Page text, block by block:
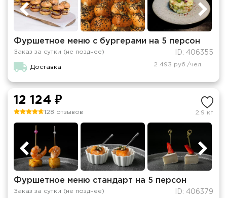
Фуршетное меню с бургерами на 5 персон
Заказ за сутки (не позднее) ID: 406355
Доставка 2 493 руб./чел.
12 124 ₽
128 отзывов 2.9 кг
Фуршетное меню стандарт на 5 персон
Заказ за сутки (не позднее) ID: 406379